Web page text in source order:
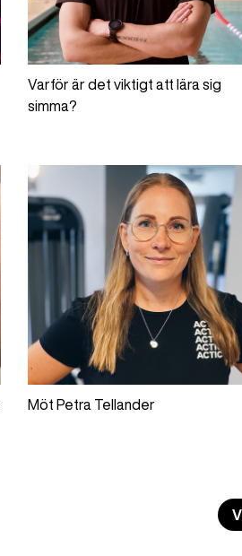
Varför är det viktigt att lära sig
simma?
Möt Petra Tellander